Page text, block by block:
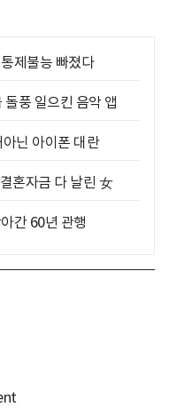
제불능 빠졌다
풍 일으킨 음악 앱
닌 아이폰 대란
혼자금 다 날린 女
간 60년 관행